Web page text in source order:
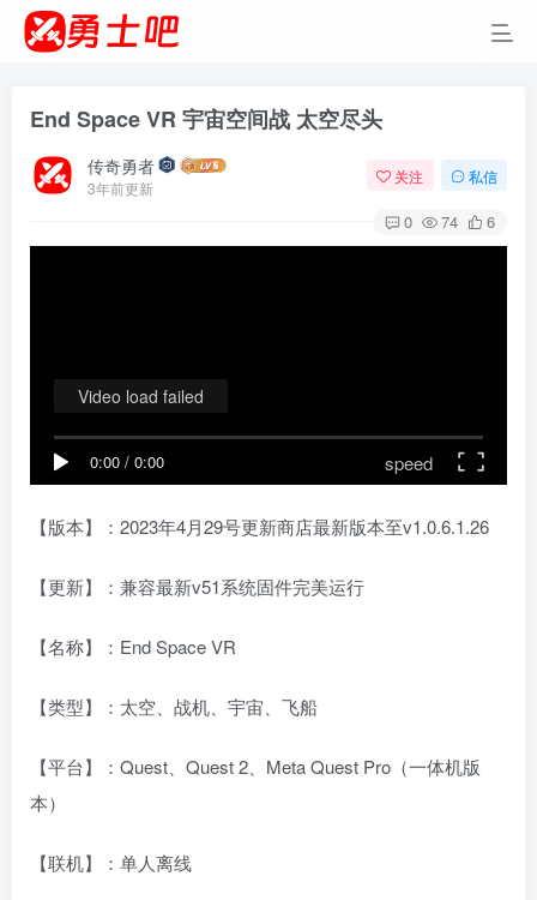
End Space VR 宇宙空间战 太空尽头
传奇勇者
3年前更新
关注 私信
0 74 6
0:00 / 0:00 speed
Video load failed
【版本】：2023年4月29号更新商店最新版本至v1.0.6.1.26
【更新】：兼容最新v51系统固件完美运行
【名称】：End Space VR
【类型】：太空、战机、宇宙、飞船
【平台】：Quest、Quest 2、Meta Quest Pro（一体机版
本）
【联机】：单人离线